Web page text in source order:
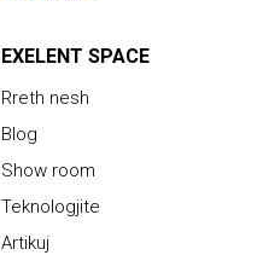
EXELENT SPACE
Rreth nesh
Blog
Show room
Teknologjite
Artikuj